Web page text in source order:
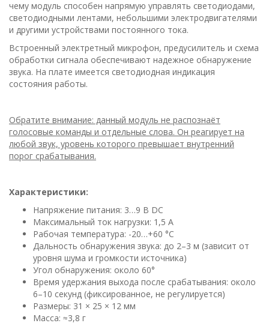
чему модуль способен напрямую управлять светодиодами,
светодиодными лентами, небольшими электродвигателями
и другими устройствами постоянного тока.
Встроенный электретный микрофон, предусилитель и схема
обработки сигнала обеспечивают надежное обнаружение
звука. На плате имеется светодиодная индикация
состояния работы.
Обратите внимание: данный модуль не распознаёт
голосовые команды и отдельные слова. Он реагирует на
любой звук, уровень которого превышает внутренний
порог срабатывания.
Характеристики:
Напряжение питания: 3…9 В DC
Максимальный ток нагрузки: 1,5 А
Рабочая температура: -20…+60 °C
Дальность обнаружения звука: до 2–3 м (зависит от
уровня шума и громкости источника)
Угол обнаружения: около 60°
Время удержания выхода после срабатывания: около
6–10 секунд (фиксированное, не регулируется)
Размеры: 31 × 25 × 12 мм
Масса: ≈3,8 г